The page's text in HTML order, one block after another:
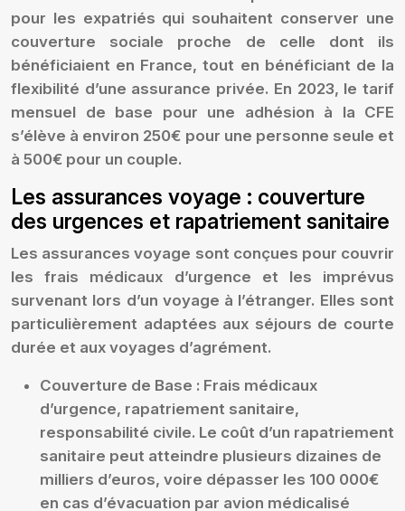
pour les expatriés qui souhaitent conserver une
couverture sociale proche de celle dont ils
bénéficiaient en France, tout en bénéficiant de la
flexibilité d’une assurance privée. En 2023, le tarif
mensuel de base pour une adhésion à la CFE
s’élève à environ 250€ pour une personne seule et
à 500€ pour un couple.
Les assurances voyage : couverture
des urgences et rapatriement sanitaire
Les assurances voyage sont conçues pour couvrir
les frais médicaux d’urgence et les imprévus
survenant lors d’un voyage à l’étranger. Elles sont
particulièrement adaptées aux séjours de courte
durée et aux voyages d’agrément.
Couverture de Base : Frais médicaux
d’urgence, rapatriement sanitaire,
responsabilité civile. Le coût d’un rapatriement
sanitaire peut atteindre plusieurs dizaines de
milliers d’euros, voire dépasser les 100 000€
en cas d’évacuation par avion médicalisé